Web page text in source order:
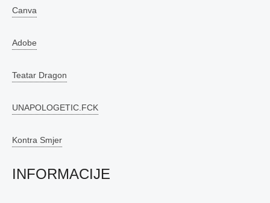
Canva
Adobe
Teatar Dragon
UNAPOLOGETIC.FCK
Kontra Smjer
INFORMACIJE